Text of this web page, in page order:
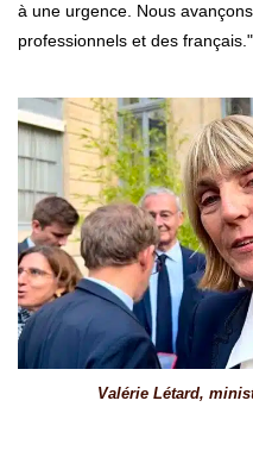
à une urgence. Nous
professionnels et des français."
Valérie Létard,